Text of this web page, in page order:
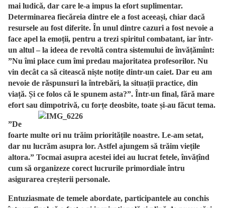
mai ludică, dar care le-a impus la efort suplimentar.
Determinarea fiecăreia dintre ele a fost aceeași, chiar dacă
resursele au fost diferite. În unul dintre cazuri a fost nevoie a
face apel la emoții, pentru a trezi spiritul combatant, iar într-
un altul – la ideea de revoltă contra sistemului de învățămînt:
”Nu îmi place cum îmi predau majoritatea profesorilor. Nu
vin decât ca să citească niște notițe dintr-un caiet. Dar eu am
nevoie de răspunsuri la întrebări, la situații practice, din
viață. Și ce folos că le spunem asta?”. Într-un final, fără mare
efort sau dimpotrivă, cu forțe deosbite, toate și-au făcut tema.
”De
foarte multe ori nu trăim prioritățile noastre. Le-am setat,
dar nu lucrăm asupra lor. Astfel ajungem să trăim viețile
altora.” Tocmai asupra acestei idei au lucrat fetele, învățînd
cum să organizeze corect lucrurile primordiale întru
asigurarea creșterii personale.
Entuziasmate de temele abordate, participantele au conchis